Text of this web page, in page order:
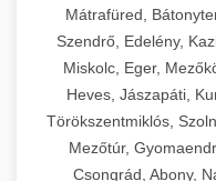
Mátrafüred,
Szendrő, Edelény,
Miskolc, Eger,
Heves, Jászapáti,
Törökszentmiklós,
Mezőtúr,
Csongrád, Abony,